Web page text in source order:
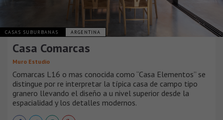
CASAS SUBURBANAS ARGENTINA
Casa Comarcas
Muro Estudio
Comarcas L16 o mas conocida como “Casa Elementos” se
distingue por re interpretar la típica casa de campo tipo
granero llevando el diseño a u nivel superior desde la
espacialidad y los detalles modernos.